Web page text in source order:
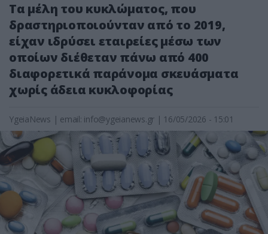
Τα μέλη του κυκλώματος, που
δραστηριοποιούνταν από το 2019,
είχαν ιδρύσει εταιρείες μέσω των
οποίων διέθεταν πάνω από 400
διαφορετικά παράνομα σκευάσματα
χωρίς άδεια κυκλοφορίας
YgeiaNews | email: info@ygeianews.gr | 16/05/2026 - 15:01